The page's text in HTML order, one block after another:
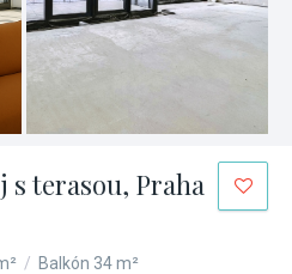
s terasou, Praha
/ Balkón 34 m²